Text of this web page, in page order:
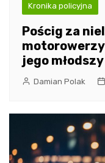
Kronika policyjna
Pościg za
jego
Damian Polak